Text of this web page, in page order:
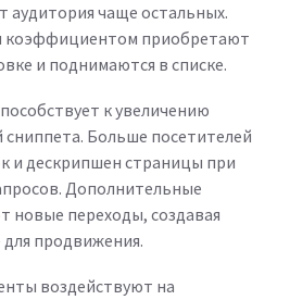
аудитория чаще остальных.
коэффициентом приобретают
и поднимаются в списке.
к увеличению
Больше посетителей
и дескрипшен страницы при
Дополнительные
новые переходы, создавая
продвижения.
воздействуют на